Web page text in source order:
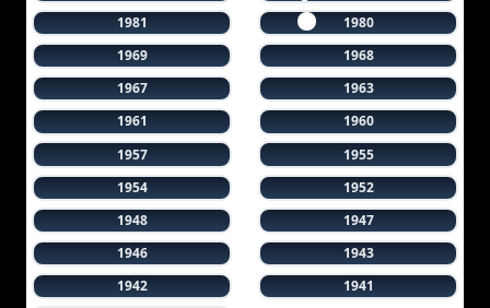
1981
1980
1969
1968
1967
1963
1961
1960
1957
1955
1954
1952
1948
1947
1946
1943
1942
1941